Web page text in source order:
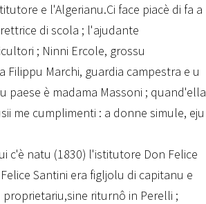
e l'Algerianu.Ci face piacè di fa a
di scola ; l'ajudante
; Ninni Ercole, grossu
Filippu Marchi, guardia campestra e u
paese è madama Massoni ; quand'ella
me cumplimenti : a donne simule, eju
c'è natu (1830) l'istitutore Don Felice
Santini era figljolu di capitanu e
proprietariu,sine riturnô in Perelli ;